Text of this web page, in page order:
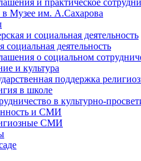
и практическое
Музее им. А.Сахарова
и социальная деятельность
социальная деятельность
о социальном
и культура
поддержка
в школе
в культурно-
и СМИ
СМИ